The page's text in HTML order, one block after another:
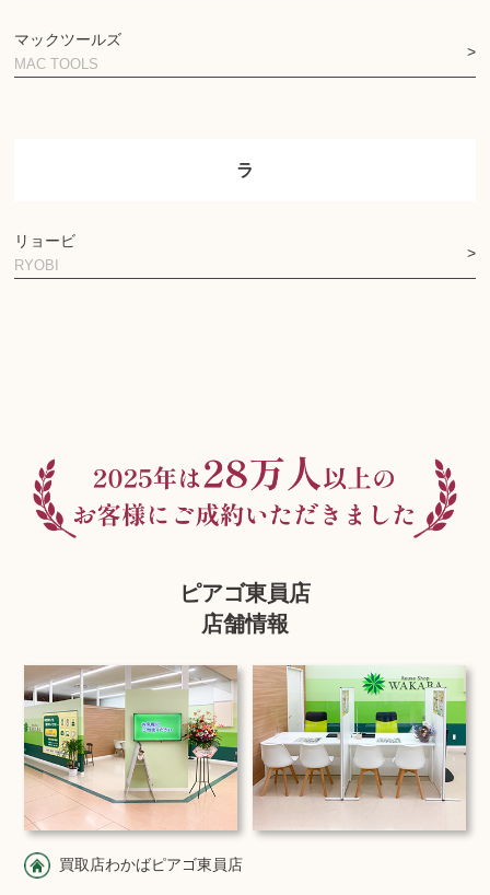
マックツールズ
MAC TOOLS
ラ
リョービ
RYOBI
ピアゴ東員店
店舗情報
買取店わかばピアゴ東員店